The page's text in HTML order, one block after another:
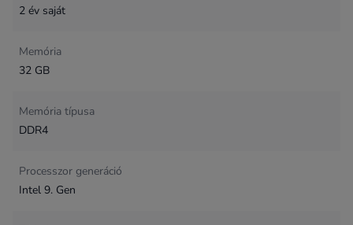
2 év saját
Memória
32 GB
Memória típusa
DDR4
Processzor generáció
Intel 9. Gen